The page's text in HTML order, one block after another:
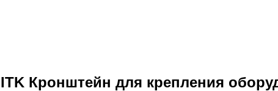
ITK Кронштейн для крепления